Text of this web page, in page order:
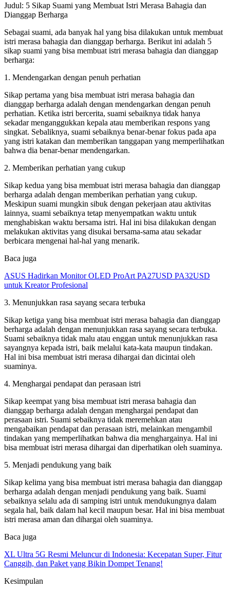
Judul: 5 Sikap Suami yang Membuat Istri Merasa Bahagia dan
Dianggap Berharga
Sebagai suami, ada banyak hal yang bisa dilakukan untuk membuat
istri merasa bahagia dan dianggap berharga. Berikut ini adalah 5
sikap suami yang bisa membuat istri merasa bahagia dan dianggap
berharga:
1. Mendengarkan dengan penuh perhatian
Sikap pertama yang bisa membuat istri merasa bahagia dan
dianggap berharga adalah dengan mendengarkan dengan penuh
perhatian. Ketika istri bercerita, suami sebaiknya tidak hanya
sekadar menganggukkan kepala atau memberikan respons yang
singkat. Sebaliknya, suami sebaiknya benar-benar fokus pada apa
yang istri katakan dan memberikan tanggapan yang memperlihatkan
bahwa dia benar-benar mendengarkan.
2. Memberikan perhatian yang cukup
Sikap kedua yang bisa membuat istri merasa bahagia dan dianggap
berharga adalah dengan memberikan perhatian yang cukup.
Meskipun suami mungkin sibuk dengan pekerjaan atau aktivitas
lainnya, suami sebaiknya tetap menyempatkan waktu untuk
menghabiskan waktu bersama istri. Hal ini bisa dilakukan dengan
melakukan aktivitas yang disukai bersama-sama atau sekadar
berbicara mengenai hal-hal yang menarik.
Baca juga
ASUS Hadirkan Monitor OLED ProArt PA27USD PA32USD
untuk Kreator Profesional
3. Menunjukkan rasa sayang secara terbuka
Sikap ketiga yang bisa membuat istri merasa bahagia dan dianggap
berharga adalah dengan menunjukkan rasa sayang secara terbuka.
Suami sebaiknya tidak malu atau enggan untuk menunjukkan rasa
sayangnya kepada istri, baik melalui kata-kata maupun tindakan.
Hal ini bisa membuat istri merasa dihargai dan dicintai oleh
suaminya.
4. Menghargai pendapat dan perasaan istri
Sikap keempat yang bisa membuat istri merasa bahagia dan
dianggap berharga adalah dengan menghargai pendapat dan
perasaan istri. Suami sebaiknya tidak meremehkan atau
mengabaikan pendapat dan perasaan istri, melainkan mengambil
tindakan yang memperlihatkan bahwa dia menghargainya. Hal ini
bisa membuat istri merasa dihargai dan diperhatikan oleh suaminya.
5. Menjadi pendukung yang baik
Sikap kelima yang bisa membuat istri merasa bahagia dan dianggap
berharga adalah dengan menjadi pendukung yang baik. Suami
sebaiknya selalu ada di samping istri untuk mendukungnya dalam
segala hal, baik dalam hal kecil maupun besar. Hal ini bisa membuat
istri merasa aman dan dihargai oleh suaminya.
Baca juga
XL Ultra 5G Resmi Meluncur di Indonesia: Kecepatan Super, Fitur
Canggih, dan Paket yang Bikin Dompet Tenang!
Kesimpulan